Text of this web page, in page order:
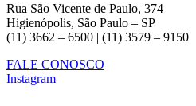
Rua São Vicente de Paulo, 374
Higienópolis, São Paulo – SP
(11) 3662 – 6500 | (11) 3579 – 9150
FALE CONOSCO
Instagram